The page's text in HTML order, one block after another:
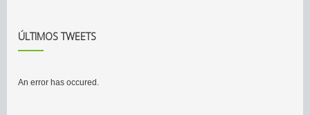
ÚLTIMOS TWEETS
An error has occured.